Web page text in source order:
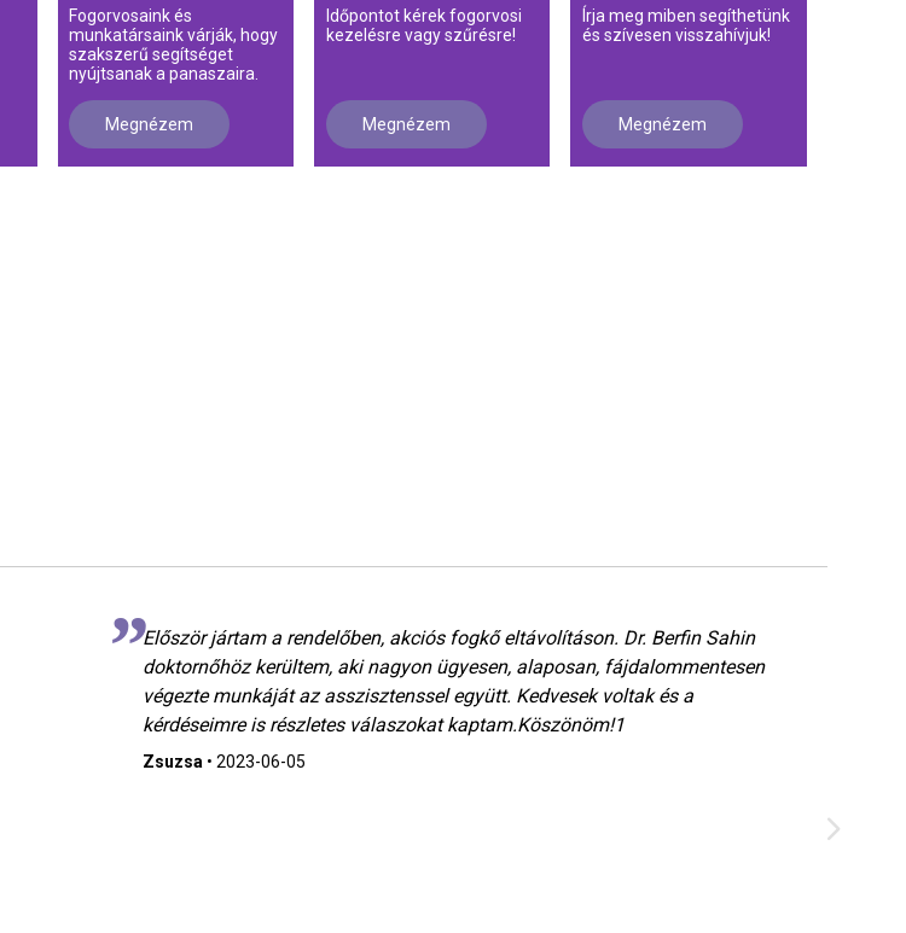
Fogorvosaink és
munkatársaink várják, hogy
szakszerű segítséget
nyújtsanak a panaszaira.
Megnézem
Időpontot kérek fogorvosi
kezelésre vagy szűrésre!
Megnézem
Írja meg miben segíthetünk
és szívesen visszahívjuk!
Megnézem
Először jártam a rendelőben, akciós fogkő eltávolításon. Dr. Berfin Sahin
doktornőhöz kerültem, aki nagyon ügyesen, alaposan, fájdalommentesen
végezte munkáját az asszisztenssel együtt. Kedvesek voltak és a
kérdéseimre is részletes válaszokat kaptam.Köszönöm!1
Zsuzsa •2023-06-05